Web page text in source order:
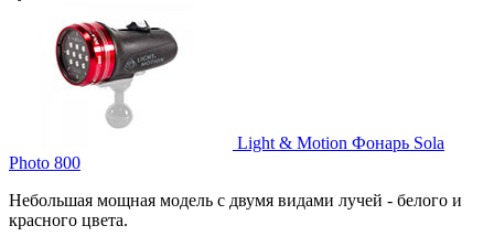
Light & Motion Фонарь Sola
Photo 800
Небольшая мощная модель с двумя видами лучей - белого и
красного цвета.